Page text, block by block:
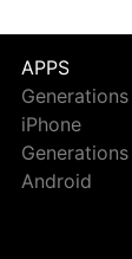
APPS
iPhone
Android